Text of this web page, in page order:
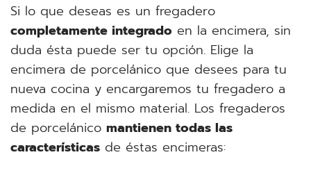
Si lo que deseas es un fregadero
completamente integrado en la encimera, sin
duda ésta puede ser tu opción. Elige la
encimera de porcelánico que desees para tu
nueva cocina y encargaremos tu fregadero a
medida en el mismo material. Los fregaderos
de porcelánico mantienen todas las
características de éstas encimeras: